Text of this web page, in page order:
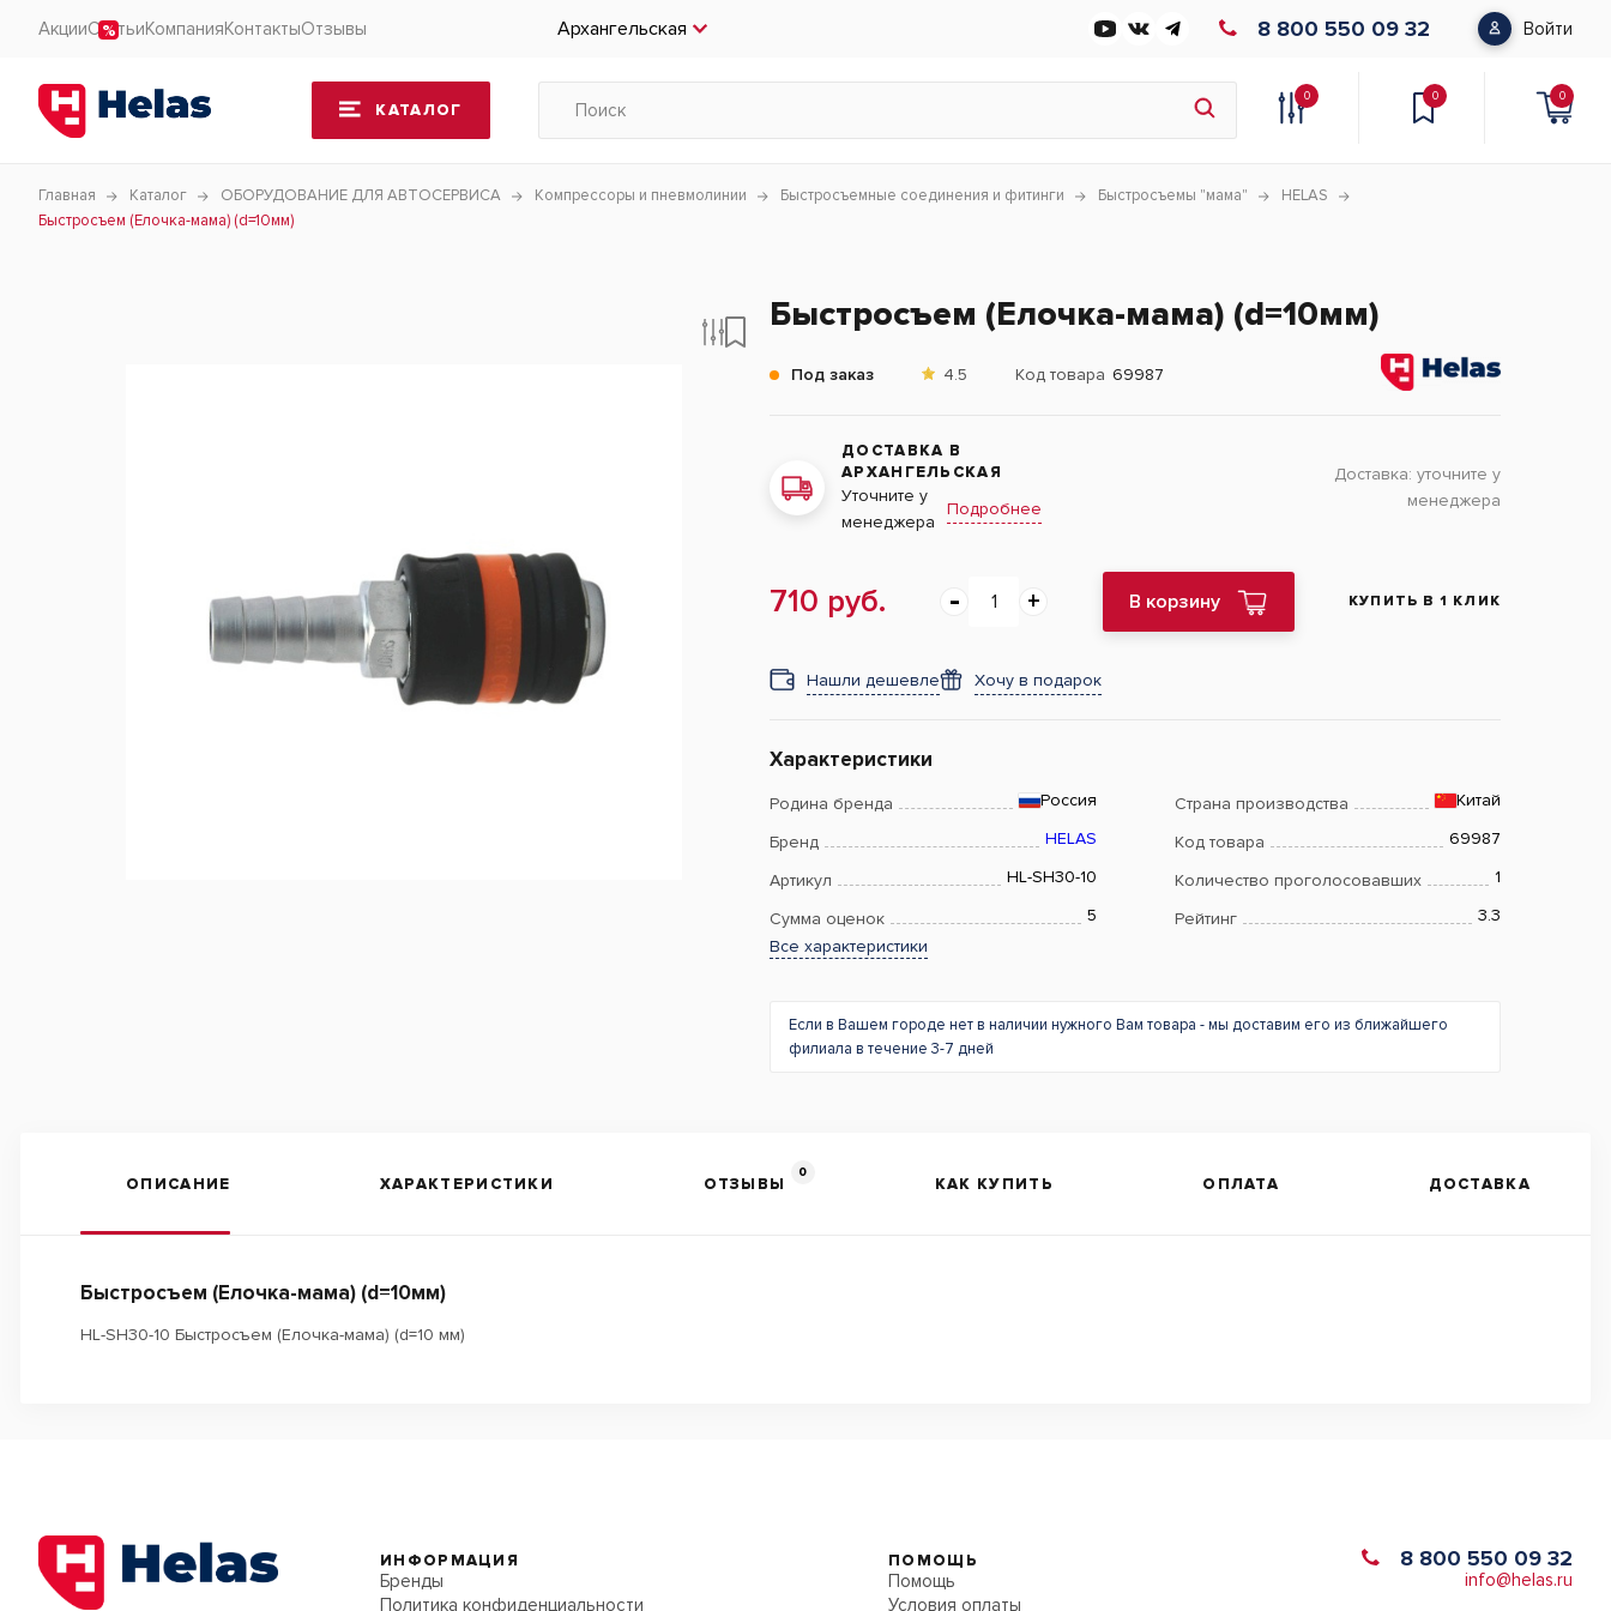
АкцииСтатьиКомпанияКонтактыОтзывы Архангельская 8 800 550 09 32 Войти
КАТАЛОГ
0 0 0
Главная Каталог ОБОРУДОВАНИЕ ДЛЯ АВТОСЕРВИСА Компрессоры и пневмолинии Быстросъемные соединения и фитинги Быстросъемы "мама"
HELAS
Быстросъем (Елочка-мама) (d=10мм)
Быстросъем (Елочка-мама) (d=10мм)
Под заказ 4.5 Код товара 69987
ДОСТАВКА В
АРХАНГЕЛЬСКАЯ
Уточните у
менеджера
Подробнее
Доставка: уточните у
менеджера
710 руб. В корзину КУПИТЬ В 1 КЛИК
Нашли дешевле Хочу в подарок
Характеристики
Родина бренда Россия Страна производства Китай
Бренд HELAS Код товара 69987
Артикул HL-SH30-10 Количество проголосовавших 1
Сумма оценок 5 Рейтинг
3.3
Все характеристики
Если в Вашем городе нет в наличии нужного Вам товара - мы доставим его из ближайшего
филиала в течение 3-7 дней
ОПИСАНИЕ ХАРАКТЕРИСТИКИ ОТЗЫВЫ
0
КАК КУПИТЬ ОПЛАТА ДОСТАВКА
Быстросъем (Елочка-мама) (d=10мм)
HL-SH30-10 Быстросъем (Елочка-мама) (d=10 мм)
ИНФОРМАЦИЯ
Бренды
Политика конфиденциальности
ПОМОЩЬ
Помощь
Условия оплаты
8 800 550 09 32
info@helas.ru